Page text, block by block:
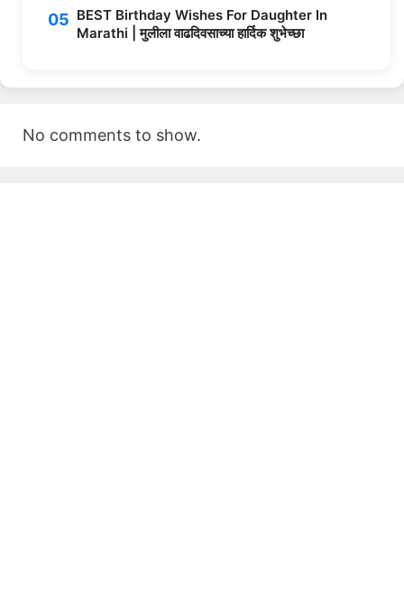
BEST Birthday Wishes For Daughter In
Marathi | मुलीला वाढदिवसाच्या हार्दिक शुभेच्छा
No comments to show.